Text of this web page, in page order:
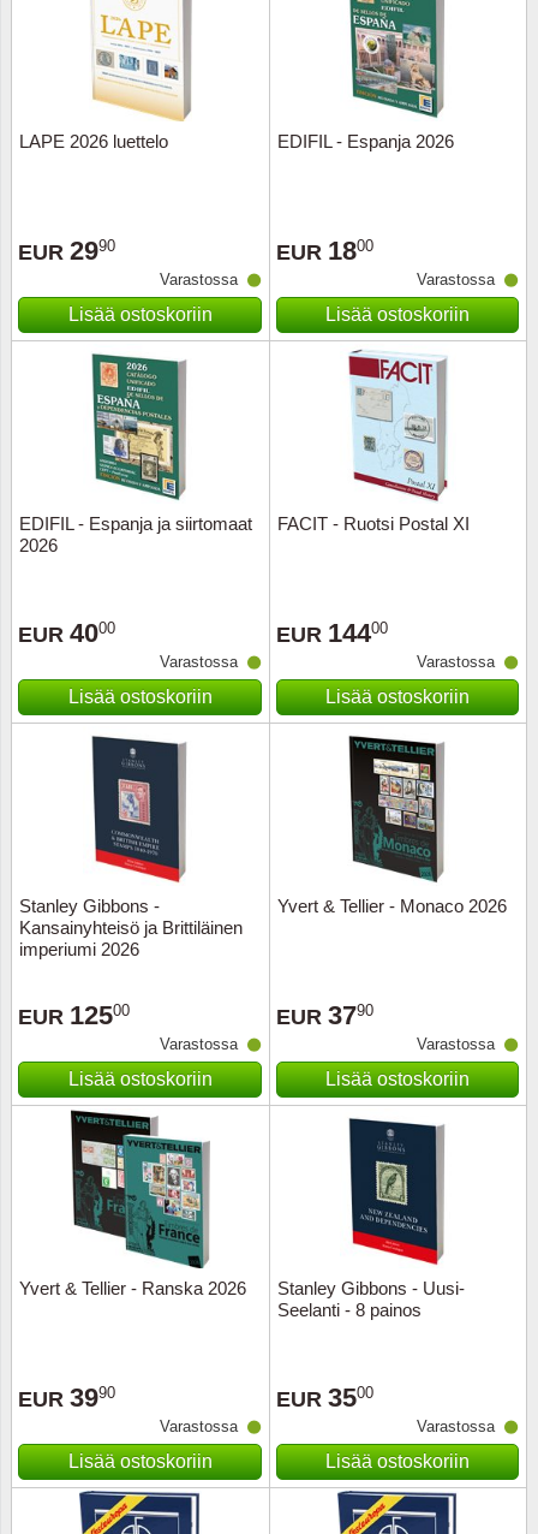
LAPE 2026 luettelo
EUR 2990
Varastossa
Lisää ostoskoriin
EDIFIL - Espanja 2026
EUR 1800
Varastossa
Lisää ostoskoriin
EDIFIL - Espanja ja siirtomaat
2026
EUR 4000
Varastossa
Lisää ostoskoriin
FACIT - Ruotsi Postal XI
EUR 14400
Varastossa
Lisää ostoskoriin
Stanley Gibbons -
Kansainyhteisö ja Brittiläinen
imperiumi 2026
EUR 12500
Varastossa
Lisää ostoskoriin
Yvert & Tellier - Monaco 2026
EUR 3790
Varastossa
Lisää ostoskoriin
Yvert & Tellier - Ranska 2026
EUR 3990
Varastossa
Lisää ostoskoriin
Stanley Gibbons - Uusi-
Seelanti - 8 painos
EUR 3500
Varastossa
Lisää ostoskoriin